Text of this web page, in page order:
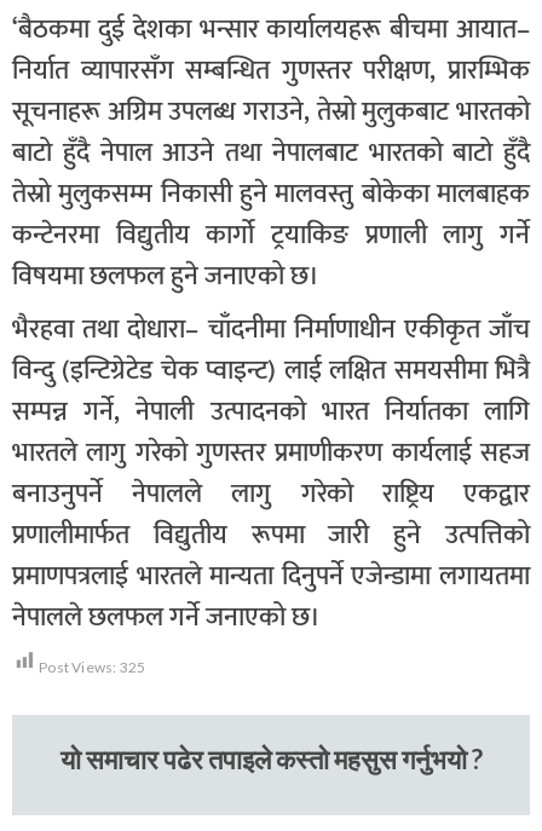
‘बैठकमा दुई देशका भन्सार कार्यालयहरू बीचमा आयात–
निर्यात व्यापारसँग सम्बन्धित गुणस्तर परीक्षण, प्रारम्भिक
सूचनाहरू अग्रिम उपलब्ध गराउने, तेस्रो मुलुकबाट भारतको
बाटो हुँदै नेपाल आउने तथा नेपालबाट भारतको बाटो हुँदै
तेस्रो मुलुकसम्म निकासी हुने मालवस्तु बोकेका मालबाहक
कन्टेनरमा विद्युतीय कार्गो ट्रयाकिङ प्रणाली लागु गर्ने
विषयमा छलफल हुने जनाएको छ।
भैरहवा तथा दोधारा– चाँदनीमा निर्माणाधीन एकीकृत जाँच
विन्दु (इन्टिग्रेटेड चेक प्वाइन्ट) लाई लक्षित समयसीमा भित्रै
सम्पन्न गर्ने, नेपाली उत्पादनको भारत निर्यातका लागि
भारतले लागु गरेको गुणस्तर प्रमाणीकरण कार्यलाई सहज
बनाउनुपर्ने नेपालले लागु गरेको राष्ट्रिय एकद्वार
प्रणालीमार्फत विद्युतीय रूपमा जारी हुने उत्पत्तिको
प्रमाणपत्रलाई भारतले मान्यता दिनुपर्ने एजेन्डामा लगायतमा
नेपालले छलफल गर्ने जनाएको छ।
Post Views: 325
यो समाचार पढेर तपाइले कस्तो महसुस गर्नुभयो ?